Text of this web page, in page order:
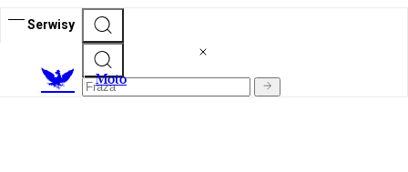
Serwisy
Moto